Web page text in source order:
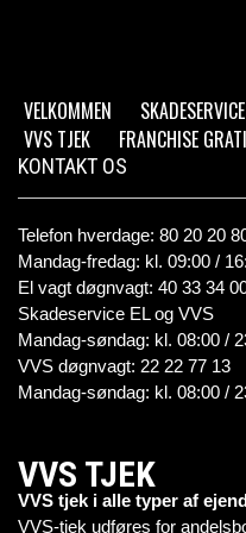
VELKOMMEN
SKADESERVICE
VVS TJEK
FRANCHISE
KONTAKT OS
Telefon hverdage: 80 20 20
Mandag-fredag: kl. 09:00 /
El vagt døgnvagt: 40 33 34
Skadeservice EL og VVS
Mandag-søndag: kl. 08:00 /
VVS døgnvagt: 22 22 77 13
Mandag-søndag: kl. 08:00 /
VVS TJEK
VVS tjek i alle typer af
VVS-tjek udføres for